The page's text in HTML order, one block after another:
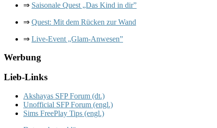
⇒ Saisonale Quest „Das Kind in dir”
⇒ Quest: Mit dem Rücken zur Wand
⇒ Live-​Event „Glam-​Anwesen”
Werbung
Lieb-​Links
Akshayas SFP Forum (dt.)
Unofficial SFP Forum (engl.)
Sims FreePlay Tips (engl.)